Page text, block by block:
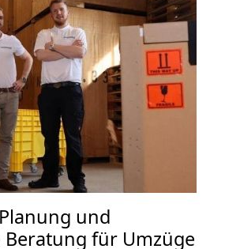
und
Beratung für Umzüge